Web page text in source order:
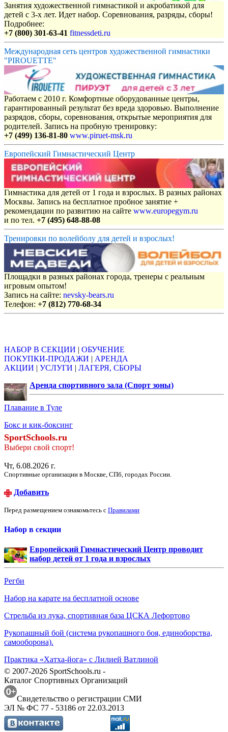
Занятия художественной гимнастикой и акробатикой для
детей с 3-х лет. Идет набор. Соревнования, разряды, сборы!
Подробнее:
+7 (800) 301-63-41 fitnessdeti.ru
Международная сеть центров художественной гимнастики
"PIROUETTE"
Работаем с 2010 г. Комфортные оборудованные центры,
гарантированный результат без вреда здоровью. Выполнение
разрядов, сборы, соревнования, открытые мероприятия для
родителей. Запись на пробную тренировку:
+7 (499) 136-81-80 www.piruet-msk.ru
Европейский Гимнастический Центр
Гимнастика для детей от 1 года и взрослых. В разных районах
Москвы. Запись на бесплатное пробное занятие +
рекомендации по развитию на сайте www.europegym.ru
и по тел. +7 (495) 648-88-08
Тренировки по волейболу для детей и взрослых!
Площадки в разных районах города, тренеры с реальным
игровым опытом!
Запись на сайте: nevsky-bears.ru
Телефон: +7 (812) 770-68-34
НАБОР В СЕКЦИИ | ОБУЧЕНИЕ
ПОКУПКИ-ПРОДАЖИ | АРЕНДА
АКЦИИ | УСЛУГИ | ЛАГЕРЯ, СБОРЫ
Аренда спортивного зала (Спорт зоны)
Плавание в Туле
Бокс и кик-боксинг
SportSchools.ru
Выбери свой спорт!
Чт, 6.08.2026 г.
Спортивные организации в Москве, СПб, городах России.
Добавить
Перед размещением ознакомьтесь с Правилами
Набор в секции
Европейский Гимнастический Центр проводит
набор детей от 1 года и взрослых
Регби
Набор на карате на бесплатной основе
Стрельба из лука, спортивная база ЦСКА Лефортово
Рукопашный бой (система рукопашного боя, единоборства,
самооборона).
Практика «Хатха-йога» с Лилией Ватлиной
© 2007-2026 SportSchools.ru -
Каталог Спортивных Организаций
Свидетельство о регистрации СМИ
ЭЛ № ФС 77 - 53186 от 22.03.2013